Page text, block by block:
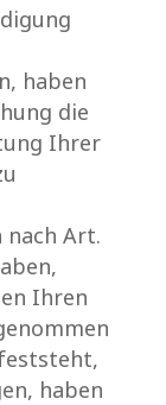
haben
die
Ihrer
nach Art.
Ihren
haben